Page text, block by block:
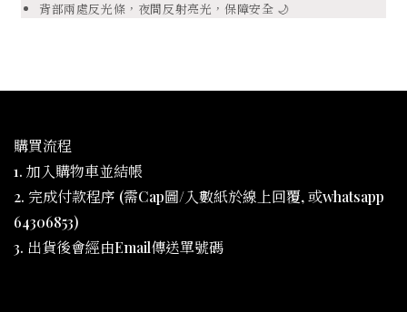
背部兩處反光條，夜間反射亮光，保障安全 🌙
購買流程
1. 加入購物車並結帳
2. 完成付款程序 (需Cap圖/入數紙於線上回覆, 或whatsapp
64306853)
3. 出貨後會經由Email傳送單號碼